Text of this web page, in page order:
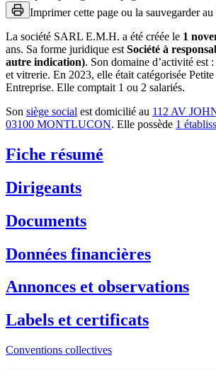
Imprimer cette page ou la sauvegarder
La société SARL E.M.H. a été créée le 1
ans. Sa forme juridique est Société à
autre indication). Son domaine d’activité est :
et vitrerie. En 2023, elle était catégorisée
Entreprise. Elle comptait 1 ou 2 salariés.
Son siège social est domicilié au 112 AV
03100 MONTLUCON. Elle possède 1
Fiche résumé
Dirigeants
Documents
Données financières
Annonces et observations
Labels et certificats
Conventions collectives